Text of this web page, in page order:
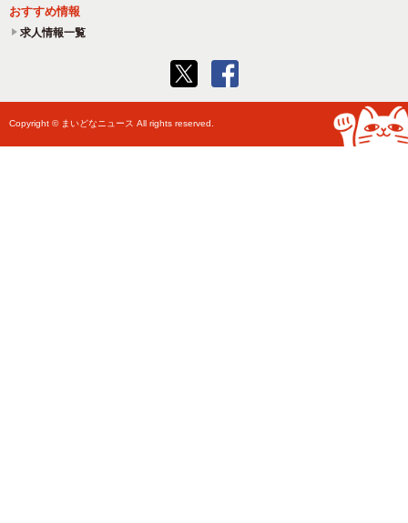
おすすめ情報
求人情報一覧
Copyright © まいどなニュース All rights reserved.